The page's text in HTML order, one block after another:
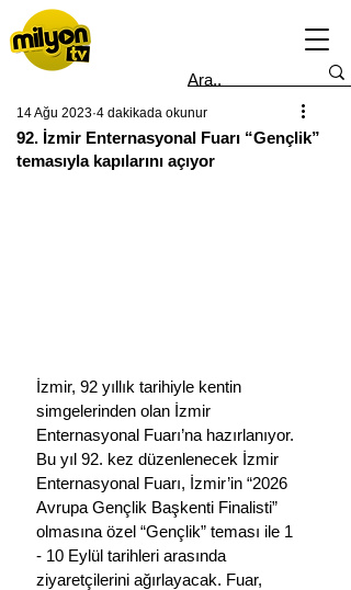
92. İzmir Enternasyonal Fuarı “Gençlik”
temasıyla kapılarını açıyor
14 Ağu 2023 4 dakikada okunur
İzmir, 92 yıllık tarihiyle kentin
simgelerinden olan İzmir
Enternasyonal Fuarı’na hazırlanıyor.
Bu yıl 92. kez düzenlenecek İzmir
Enternasyonal Fuarı, İzmir’in “2026
Avrupa Gençlik Başkenti Finalisti”
olmasına özel “Gençlik” teması ile 1
- 10 Eylül tarihleri arasında
ziyaretçilerini ağırlayacak. Fuar,